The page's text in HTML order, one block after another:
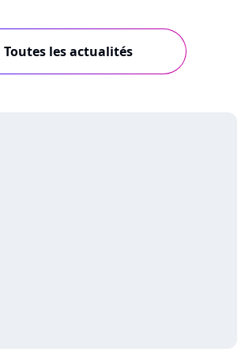
Toutes les actualités